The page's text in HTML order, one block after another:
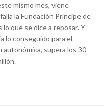
mismo mes, viene
la Fundación Príncipe de
que se dice a rebosar. Y
lo conseguido para el
supera los 30